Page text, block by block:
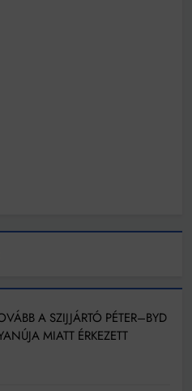
A SZIJJÁRTÓ PÉTER–BYD
MIATT ÉRKEZETT